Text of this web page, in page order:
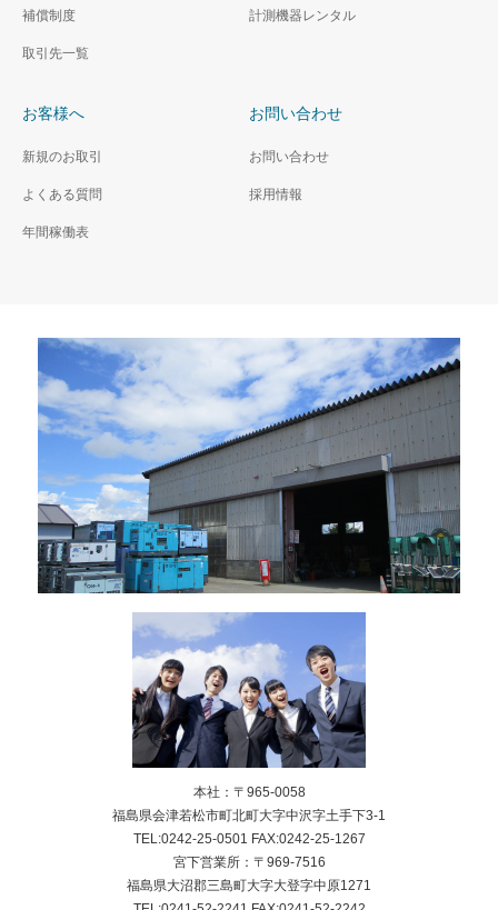
補償制度
取引先一覧
計測機器レンタル
お客様へ
新規のお取引
よくある質問
年間稼働表
お問い合わせ
お問い合わせ
採用情報
本社：〒965-0058
福島県会津若松市町北町大字中沢字土手下3-1
TEL:0242-25-0501 FAX:0242-25-1267
宮下営業所：〒969-7516
福島県大沼郡三島町大字大登字中原1271